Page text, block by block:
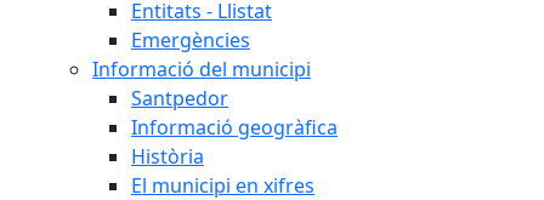
Entitats - Llistat
Emergències
Informació del municipi
Santpedor
Informació geogràfica
Història
El municipi en xifres